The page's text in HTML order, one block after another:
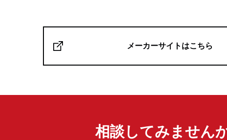
メーカーサイトはこちら
相談してみません